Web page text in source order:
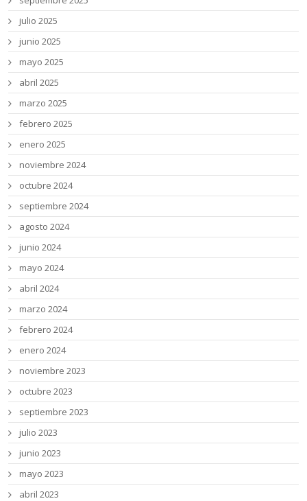
julio 2025
junio 2025
mayo 2025
abril 2025
marzo 2025
febrero 2025
enero 2025
noviembre 2024
octubre 2024
septiembre 2024
agosto 2024
junio 2024
mayo 2024
abril 2024
marzo 2024
febrero 2024
enero 2024
noviembre 2023
octubre 2023
septiembre 2023
julio 2023
junio 2023
mayo 2023
abril 2023